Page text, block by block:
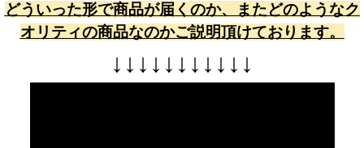
どういった形で商品が届くのか、またどのようなク
オリティの商品なのかご説明頂けております。
↓ ↓ ↓ ↓ ↓ ↓ ↓ ↓ ↓ ↓ ↓